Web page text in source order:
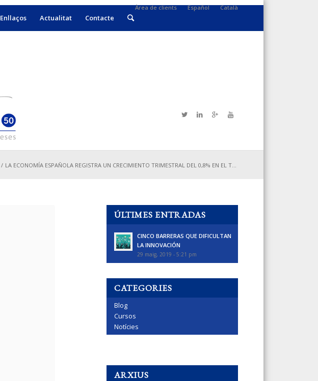
Àrea de clients Español Català
Enllaços Actualitat Contacte
/ LA ECONOMÍA ESPAÑOLA REGISTRA UN CRECIMIENTO TRIMESTRAL DEL 0,8% EN EL T...
ÚLTIMES ENTRADAS
CINCO BARRERAS QUE DIFICULTAN
LA INNOVACIÓN
29 maig, 2019 - 5:21 pm
CATEGORIES
Blog
Cursos
Notícies
ARXIUS